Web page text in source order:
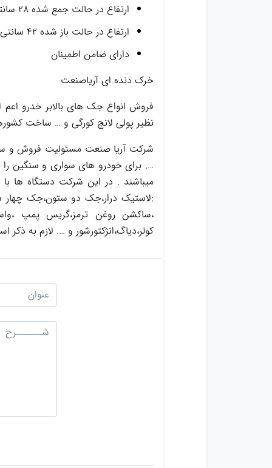
ارتفاع در حالت جمع شده ۲۸ سانتی متر
ارتفاع در حالت باز شده ۴۲ سانتی متر
دارای ضامن اطمینان
خرک دنده ای آریاصنعت
فروش انواع جک های بالابر خدرو اعم
نظیر پولی لانچ کورگی و … ساخت
شرکت آریا صنعت مسئولیت فروش و
…. برای خودرو های سواری و سنگین را
میباشند . در این شرکت دستگاه ها
:لاستیک درار،جک دو ستون،جک چهار
کولر،دیاگ،انژکتورشور و …. لازم به